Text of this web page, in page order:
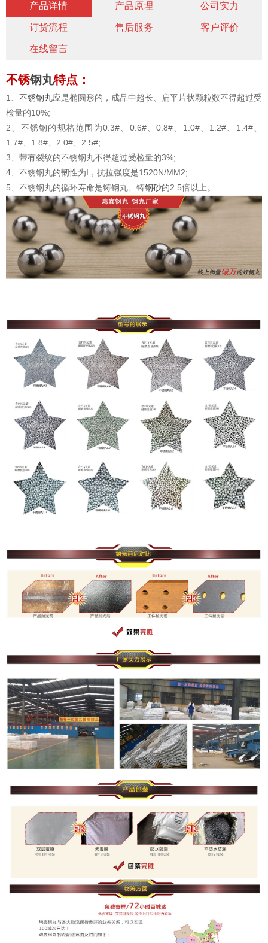
产品详情 产品原理 公司实力
订货流程 售后服务 客户评价
在线留言
不锈钢丸特点：
1、 不锈钢丸应是椭圆形的，成品中超长、扁平片状颗粒数不得超过受
检量的10%;
2、不锈钢的规格范围为0.3#、0.6#、0.8#、1.0#、1.2#、1.4#、
1.7#、1.8#、2.0#、2.5#;
3、带有裂纹的不锈钢丸不得超过受检量的3%;
4、不锈钢丸的韧性为I，抗拉强度是1520N/MM2;
5、不锈钢丸的循环寿命是铸钢丸、铸钢砂的2.5倍以上。